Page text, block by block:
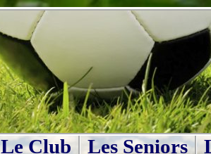
Le Club Les Seniors